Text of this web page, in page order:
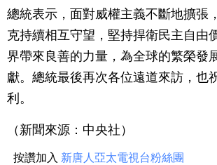
總統表示，面對威權主義不斷地擴張
克持續相互守望，堅持捍衛民主自由
界帶來良善的力量，為全球的繁榮發
獻。總統最後再次各位遠道來訪，也
利。
（新聞來源：中央社）
按讚加入 新唐人亞太電視台粉絲團